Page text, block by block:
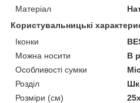
Матеріал
Користувальницькі
Іконки
Можна носити
В
Особливості сумки
Розділ
Розміри (см)